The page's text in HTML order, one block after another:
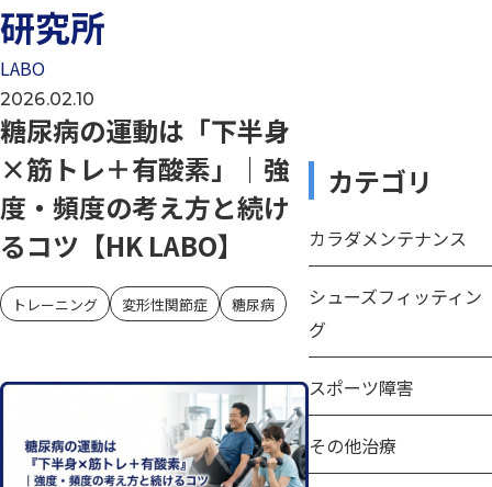
研究所
LABO
2026.02.10
糖尿病の運動は「下半身
×筋トレ＋有酸素」｜強
度・頻度の考え方と続け
るコツ【HK LABO】
トレーニング 変形性関節症 糖尿病
カテゴリ
カラダメンテナンス
シューズフィッティン
グ
スポーツ障害
その他治療